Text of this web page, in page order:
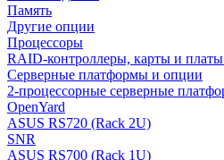
Память
Другие опции
Процессоры
RAID-контроллеры, карты и
Серверные платформы и опции
2-процессорные серверные
OpenYard
ASUS RS720 (Rack 2U)
SNR
ASUS RS700 (Rack 1U)